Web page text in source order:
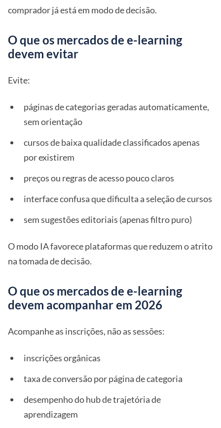
comprador já está em modo de decisão.
O que os mercados de e-learning
devem evitar
Evite:
páginas de categorias geradas automaticamente,
sem orientação
cursos de baixa qualidade classificados apenas
por existirem
preços ou regras de acesso pouco claros
interface confusa que dificulta a seleção de cursos
sem sugestões editoriais (apenas filtro puro)
O modo IA favorece plataformas que reduzem o atrito
na tomada de decisão.
O que os mercados de e-learning
devem acompanhar em 2026
Acompanhe as inscrições, não as sessões:
inscrições orgânicas
taxa de conversão por página de categoria
desempenho do hub de trajetória de
aprendizagem